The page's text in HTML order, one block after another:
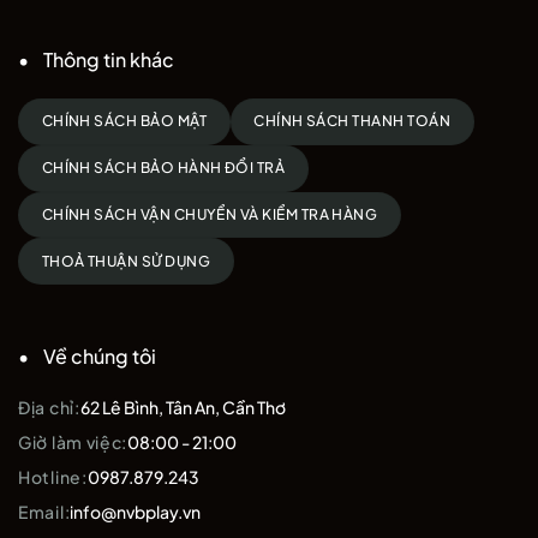
Thông tin khác
CHÍNH SÁCH BẢO MẬT CHÍNH SÁCH THANH TOÁN
CHÍNH SÁCH BẢO HÀNH ĐỔI TRẢ
CHÍNH SÁCH VẬN CHUYỂN VÀ KIỂM TRA HÀNG
THOẢ THUẬN SỬ DỤNG
Về chúng tôi
Địa chỉ:62 Lê Bình, Tân An, Cần Thơ
Giờ làm việc:08:00 - 21:00
Hotline:0987.879.243
Email:info@nvbplay.vn